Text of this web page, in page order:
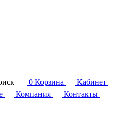
0 Корзина
Кабинет
Компания
Контакты